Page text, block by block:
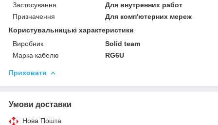
Застосування
Для внутренних работ
Призначення
Для комп'ютерних мереж
Користувальницькі характеристики
Виробник
Solid team
Марка кабелю
RG6U
Приховати
Умови доставки
Нова Пошта